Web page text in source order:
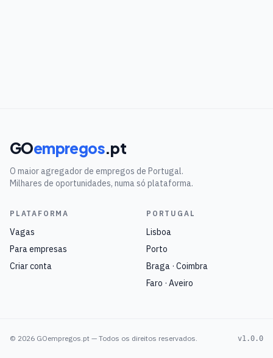
GOempregos.pt
O maior agregador de empregos de Portugal.
Milhares de oportunidades, numa só plataforma.
PLATAFORMA
Vagas
Para empresas
Criar conta
PORTUGAL
Lisboa
Porto
Braga · Coimbra
Faro · Aveiro
© 2026 GOempregos.pt — Todos os direitos reservados. v1.0.0